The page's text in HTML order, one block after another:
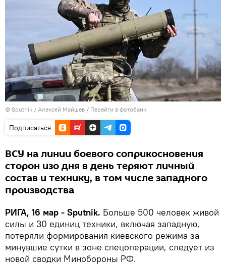
© Sputnik / Алексей Майшев / Перейти в фотобанк
Подписаться
ВСУ на линии боевого соприкосновения
сторон изо дня в день теряют личный
состав и технику, в том числе западного
производства
РИГА, 16 мар - Sputnik. Больше 500 человек живой
силы и 30 единиц техники, включая западную,
потеряли формирования киевского режима за
минувшие сутки в зоне спецоперации, следует из
новой сводки Минобороны РФ.